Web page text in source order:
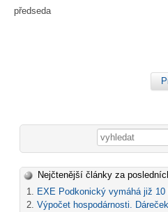
předseda
Vyhledávání
Nejčtenější články za
EXE Podkonický vymáhá již 10
Výpočet hospodárnosti.